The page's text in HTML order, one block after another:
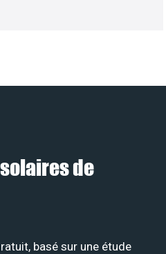
de
basé sur une étude